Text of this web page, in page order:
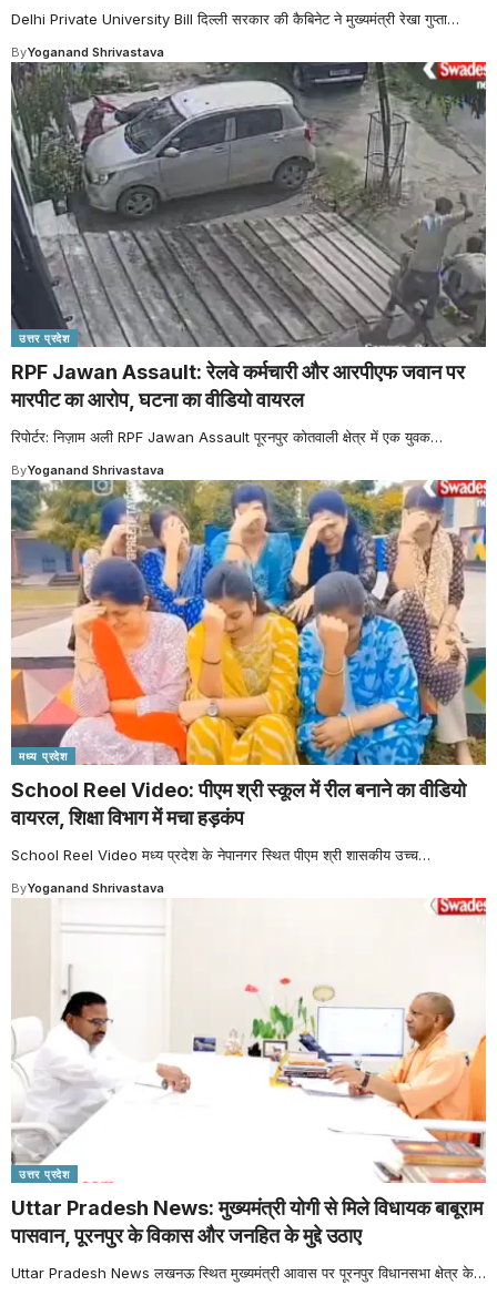
Delhi Private University Bill दिल्ली सरकार की कैबिनेट ने मुख्यमंत्री रेखा गुप्ता…
ByYoganand Shrivastava
उत्तर प्रदेश
RPF Jawan Assault: रेलवे कर्मचारी और आरपीएफ जवान पर
मारपीट का आरोप, घटना का वीडियो वायरल
रिपोर्टर: निज़ाम अली RPF Jawan Assault पूरनपुर कोतवाली क्षेत्र में एक युवक…
ByYoganand Shrivastava
मध्य प्रदेश
School Reel Video: पीएम श्री स्कूल में रील बनाने का वीडियो
वायरल, शिक्षा विभाग में मचा हड़कंप
School Reel Video मध्य प्रदेश के नेपानगर स्थित पीएम श्री शासकीय उच्च…
ByYoganand Shrivastava
उत्तर प्रदेश
Uttar Pradesh News: मुख्यमंत्री योगी से मिले विधायक बाबूराम
पासवान, पूरनपुर के विकास और जनहित के मुद्दे उठाए
Uttar Pradesh News लखनऊ स्थित मुख्यमंत्री आवास पर पूरनपुर विधानसभा क्षेत्र के…